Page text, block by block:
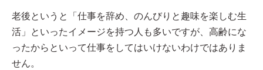
老後というと「仕事を辞め、のんびりと趣味を楽しむ生
活」といったイメージを持つ人も多いですが、高齢にな
ったからといって仕事をしてはいけないわけではありま
せん。